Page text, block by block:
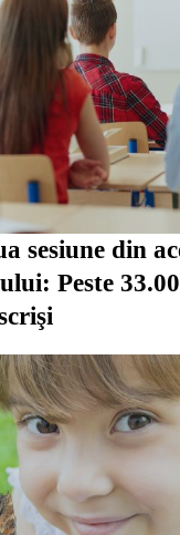
sesiune din
Peste